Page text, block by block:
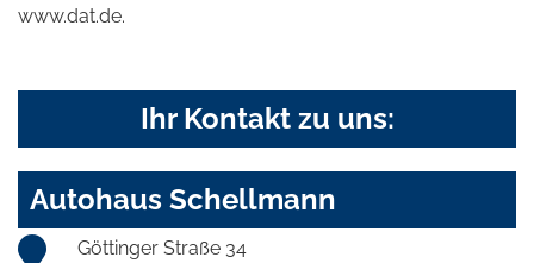
www.dat.de.
Ihr Kontakt zu uns:
Autohaus Schellmann
Göttinger Straße 34